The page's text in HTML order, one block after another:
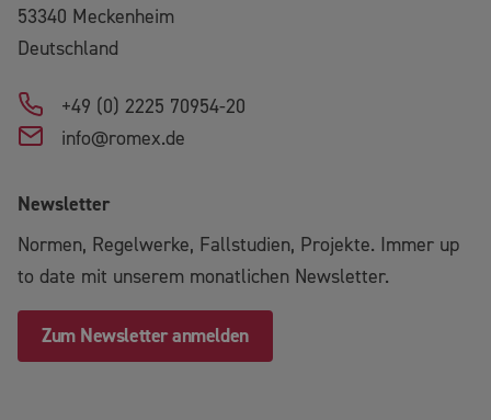
53340 Meckenheim
Deutschland
+49 (0) 2225 70954-20
info@romex.de
Newsletter
Normen, Regelwerke, Fallstudien, Projekte. Immer up
to date mit unserem monatlichen Newsletter.
Zum Newsletter anmelden